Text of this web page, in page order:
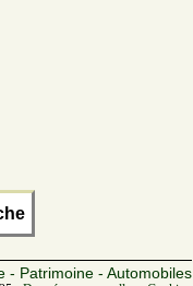
- Patrimoine - Automobiles